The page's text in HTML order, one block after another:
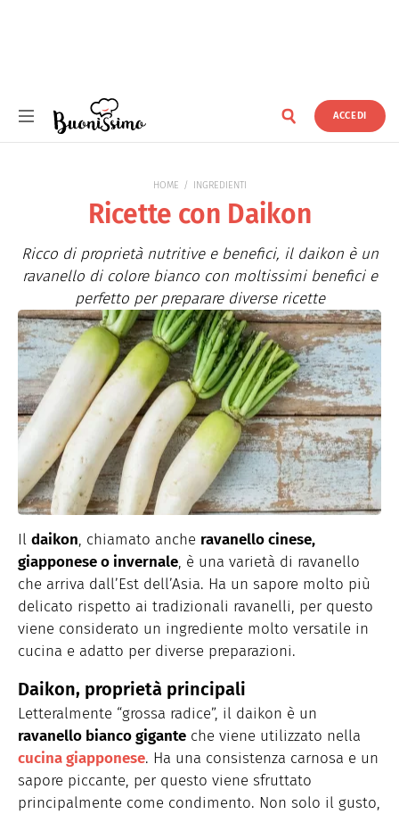
ACCEDI
HOME INGREDIENTI
Ricette con Daikon
Ricco di proprietà nutritive e benefici, il daikon è un
ravanello di colore bianco con moltissimi benefici e
perfetto per preparare diverse ricette
Il daikon, chiamato anche ravanello cinese,
giapponese o invernale, è una varietà di ravanello
che arriva dall’Est dell’Asia. Ha un sapore molto più
delicato rispetto ai tradizionali ravanelli, per questo
viene considerato un ingrediente molto versatile in
cucina e adatto per diverse preparazioni.
Daikon, proprietà principali
Letteralmente “grossa radice”, il daikon è un
ravanello bianco gigante che viene utilizzato nella
cucina giapponese. Ha una consistenza carnosa e un
sapore piccante, per questo viene sfruttato
principalmente come condimento. Non solo il gusto,